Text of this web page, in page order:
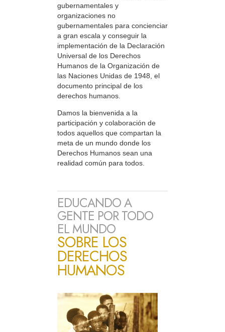
gubernamentales y
organizaciones no
gubernamentales para concienciar
a gran escala y conseguir la
implementación de la Declaración
Universal de los Derechos
Humanos de la Organización de
las Naciones Unidas de 1948, el
documento principal de los
derechos humanos.
Damos la bienvenida a la
participación y colaboración de
todos aquellos que compartan la
meta de un mundo donde los
Derechos Humanos sean una
realidad común para todos.
EDUCANDO A
GENTE POR TODO
EL MUNDO
SOBRE LOS
DERECHOS
HUMANOS